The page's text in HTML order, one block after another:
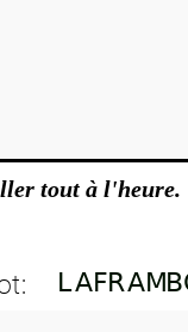
tout à l'heure.